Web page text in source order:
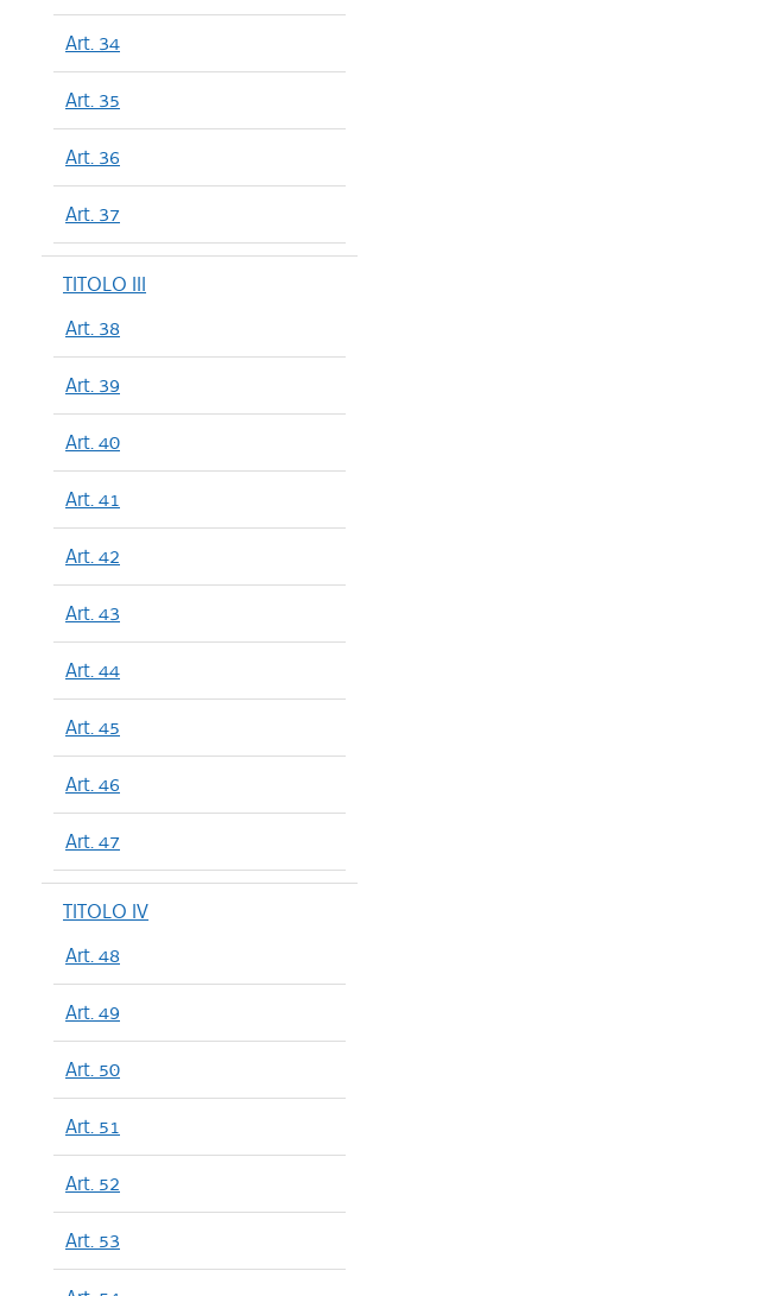
Art. 34
Art. 35
Art. 36
Art. 37
TITOLO III
Art. 38
Art. 39
Art. 40
Art. 41
Art. 42
Art. 43
Art. 44
Art. 45
Art. 46
Art. 47
TITOLO IV
Art. 48
Art. 49
Art. 50
Art. 51
Art. 52
Art. 53